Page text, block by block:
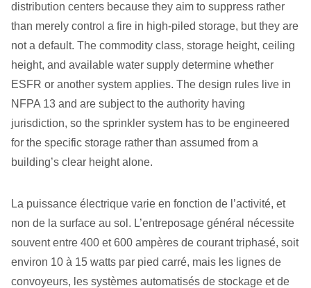
distribution centers because they aim to suppress rather
than merely control a fire in high-piled storage, but they are
not a default. The commodity class, storage height, ceiling
height, and available water supply determine whether
ESFR or another system applies. The design rules live in
NFPA 13 and are subject to the authority having
jurisdiction, so the sprinkler system has to be engineered
for the specific storage rather than assumed from a
building’s clear height alone.
La puissance électrique varie en fonction de l’activité, et
non de la surface au sol. L’entreposage général nécessite
souvent entre 400 et 600 ampères de courant triphasé, soit
environ 10 à 15 watts par pied carré, mais les lignes de
convoyeurs, les systèmes automatisés de stockage et de